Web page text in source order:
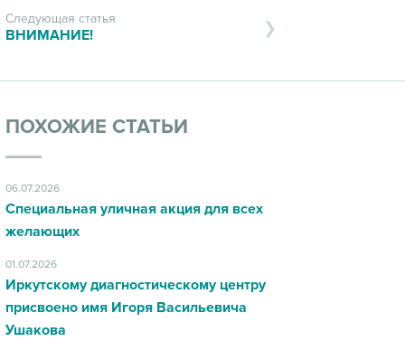
Следующая статья
ВНИМАНИЕ!
ПОХОЖИЕ СТАТЬИ
06.07.2026
Специальная уличная акция для всех
желающих
01.07.2026
Иркутскому диагностическому центру
присвоено имя Игоря Васильевича
Ушакова